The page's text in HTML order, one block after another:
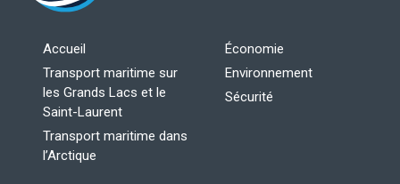
Accueil
Transport maritime sur
les Grands Lacs et le
Saint-Laurent
Transport maritime dans
l’Arctique
Économie
Environnement
Sécurité